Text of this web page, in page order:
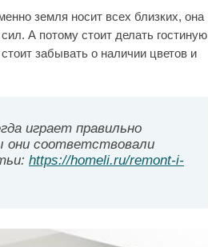
земля носит всех близких, она
А потому стоит делать гостиную
забывать о наличии цветов и
играет правильно
они соответствовали
https://homeli.ru/remont-i-